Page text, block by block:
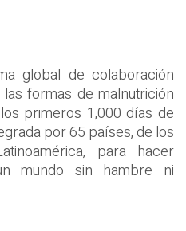
global de colaboración
formas de malnutrición
primeros 1,000 días de
por 65 países, de los
para hacer
mundo sin hambre ni